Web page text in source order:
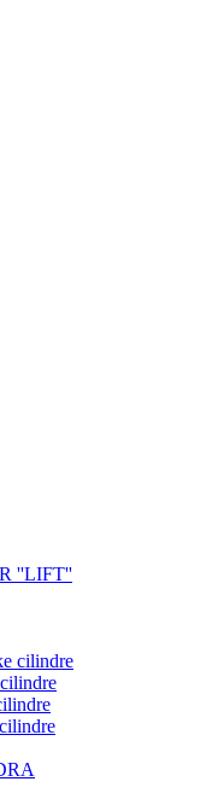
''LIFT''
cilindre